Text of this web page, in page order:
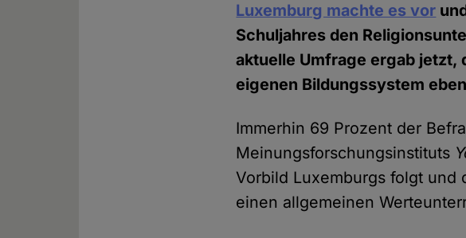
Luxemburg machte es vor
Schuljahres den
aktuelle Umfrage ergab jetzt,
eigenen Bildungssystem
Immerhin 69 Prozent der
Meinungsforschungsinstituts
Vorbild Luxemburgs folgt und
einen allgemeinen